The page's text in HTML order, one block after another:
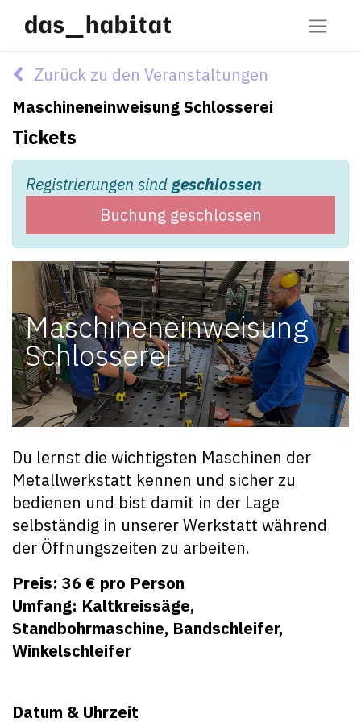
Zurück zu den Veranstaltungen
Maschineneinweisung Schlosserei
Tickets
Registrierungen sindgeschlossen
Buchung geschlossen
Maschineneinweisung
Schlosserei
Du lernst die wichtigsten Maschinen der
Metallwerkstatt kennen und sicher zu
bedienen und bist damit in der Lage
selbständig in unserer Werkstatt während
der Öffnungszeiten zu arbeiten.
Preis: 36 € pro Person
Umfang: Kaltkreissäge,
Standbohrmaschine, Bandschleifer,
Winkelschleifer
Datum & Uhrzeit